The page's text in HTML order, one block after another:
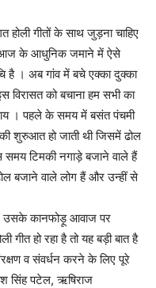
होली गीतों के साथ जुड़ना चाहिए
आज के आधुनिक जमाने में ऐसे
है । अब गांव में बचे एक्का दुक्का
विरासत को बचाना हम सभी का
जाय । पहले के समय में बसंत पंचमी
शुरुआत हो जाती थी जिसमें ढोल
समय टिमकी नगाड़े बजाने वाले हैं
बजाने वाले लोग हैं और उन्हीं से
उसके कानफोड़ू आवाज पर
गीत हो रहा है तो यह बड़ी बात है
व संवर्धन करने के लिए पूरे
सिंह पटेल, ऋषिराज